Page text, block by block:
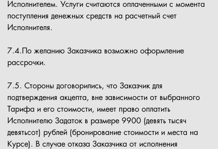
Исполнителем. Услуги считаются оплаченными с момента
поступления денежных средств на расчетный счет
Исполнителя.
7.4.По желанию Заказчика возможно оформление
рассрочки.
7.5. Стороны договорились, что Заказчик для
подтверждения акцепта, вне зависимости от выбранного
Тарифа и его стоимости, имеет право оплатить
Исполнителю Задаток в размере 9900 (девять тысяч
девятьсот) рублей (бронирование стоимости и места на
Курсе). В случае отказа Заказчика от исполнения